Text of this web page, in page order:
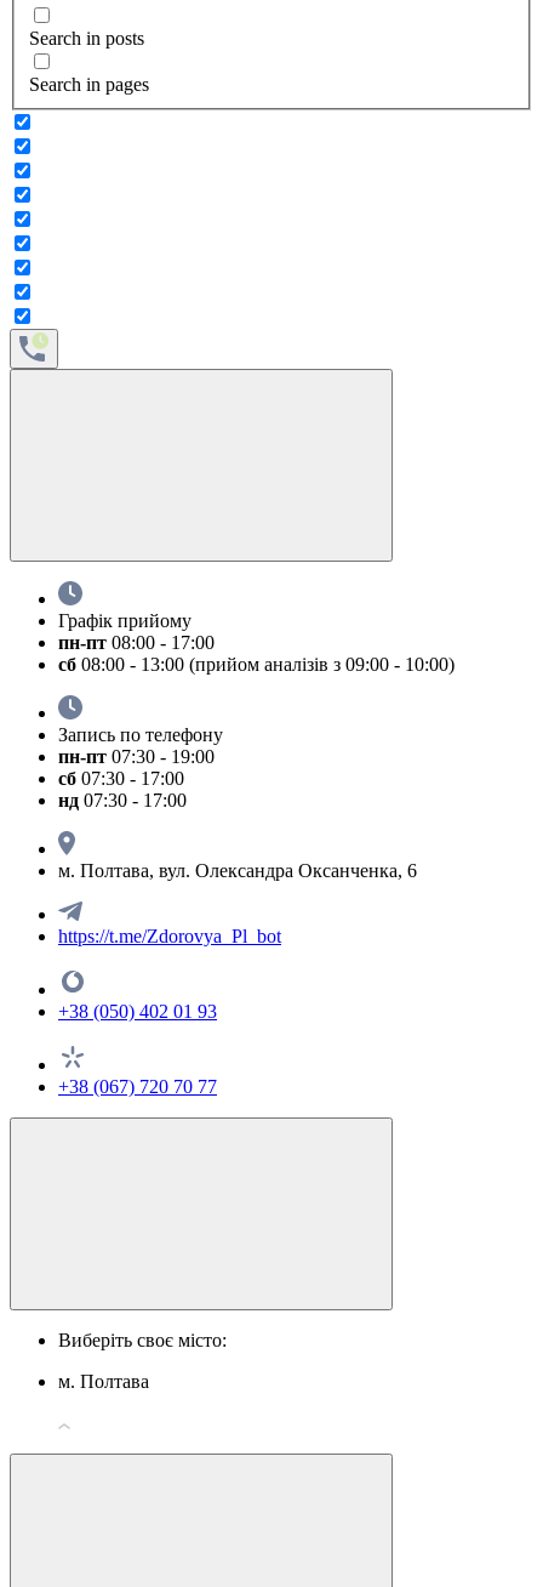
Search in posts
Search in pages
Графік прийому
пн-пт 08:00 - 17:00
сб 08:00 - 13:00 (прийом аналізів з 09:00 - 10:00)
Запись по телефону
пн-пт 07:30 - 19:00
сб 07:30 - 17:00
нд 07:30 - 17:00
м. Полтава, вул. Олександра Оксанченка, 6
https://t.me/Zdorovya_Pl_bot
+38 (050) 402 01 93
+38 (067) 720 70 77
Виберіть своє місто:
м. Полтава